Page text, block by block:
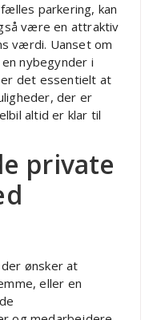
parkering, kan
være en attraktiv
værdi. Uanset om
nybegynder i
det essentielt at
der er
altid er klar til
private
ønsker at
eller en